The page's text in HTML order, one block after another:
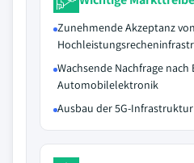
Zunehmende Akzeptanz
Wachsende Nachfrage
Automobilelektronik
Ausbau der 5G-